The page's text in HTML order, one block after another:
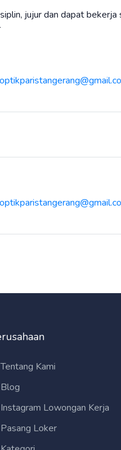
jujur dan dapat bekerja
Tentang Kami
Blog
Instagram Lowongan Kerja
Pasang Loker